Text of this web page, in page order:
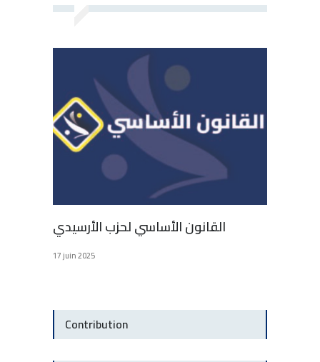
القانون الأساسي لحزب الأرسيدي
17 juin 2025
Contribution